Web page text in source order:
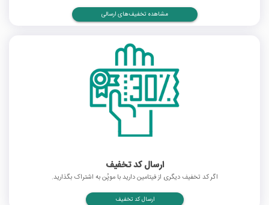
مشاهده تخفیف‌های ارسالی
ارسال کد تخفیف
اگر کد تخفیف دیگری از فیتامین دارید با موپُن به اشتراک بگذارید.
ارسال کد تخفیف